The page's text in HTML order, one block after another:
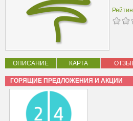
ОПИСАНИЕ КАРТА
ГОРЯЩИЕ ПРЕДЛОЖЕНИЯ И АКЦИИ